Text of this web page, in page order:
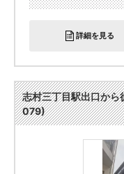
詳細を見る
志村三丁目駅出口か
079)